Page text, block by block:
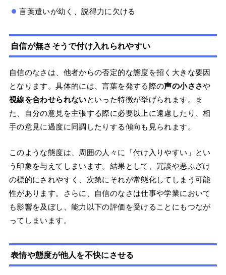
言葉遣いが幼く、説得力に欠ける
自信が無さそうで付け入れられやすい
自信のなさは、他者からの否定的な態度を招く大きな要因
となります。具体的には、言葉を発する際の声の小ささや
視線を合わせられないといった特徴が挙げられます。ま
た、自分の意見を主張する際に必要以上に遠慮したり、相
手の意見に過度に同調したりする傾向も見られます。
このような態度は、周囲の人々に「付け入りやすい」とい
う印象を与えてしまいます。結果として、冗談や悪ふざけ
の標的にされやすく、次第にそれが常態化してしまう可能
性があります。さらに、自信のなさは仕事や学業において
も影響を及ぼし、能力以下の評価を受けることにもつなが
ってしまいます。
表情や態度が他人を不快にさせる